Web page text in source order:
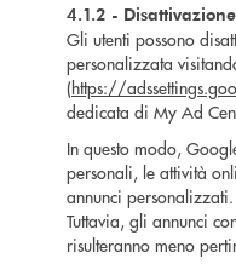
4.1.2 -
Gli utenti possono
personalizzata
(https://
dedicata di My Ad
In questo modo,
personali, le attività
annunci personalizzati.
Tuttavia, gli annunci
risulteranno meno